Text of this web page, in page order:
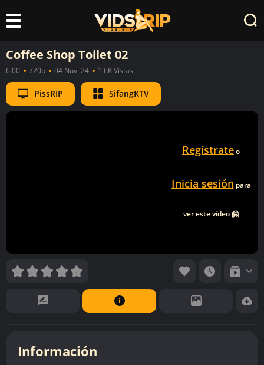
Coffee Shop Toilet 02
6:00 720p 04 Nov, 24 1.6K Vistas
PissRIP SifangKTV
Regístrateo
Inicia sesión para
ver este vídeo 🤗
Información